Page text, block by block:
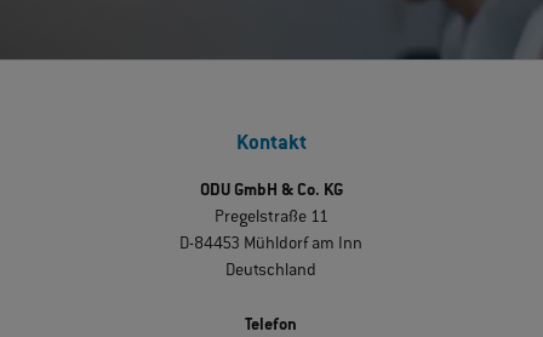
Kontakt
ODU GmbH & Co. KG
Pregelstraße 11
D-84453 Mühldorf am Inn
Deutschland
Telefon